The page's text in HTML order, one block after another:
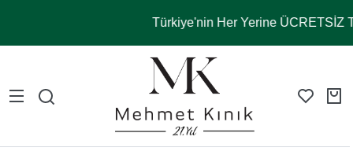
Türkiye'nin Her Yerine ÜCRETSİZ